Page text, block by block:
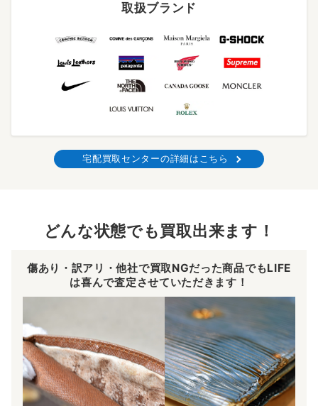
取扱ブランド
宅配買取センターの詳細はこちら
どんな状態でも買取出来ます！
傷あり・訳アリ・他社で買取NGだった商品でもLIFE
は喜んで査定させていただきます！